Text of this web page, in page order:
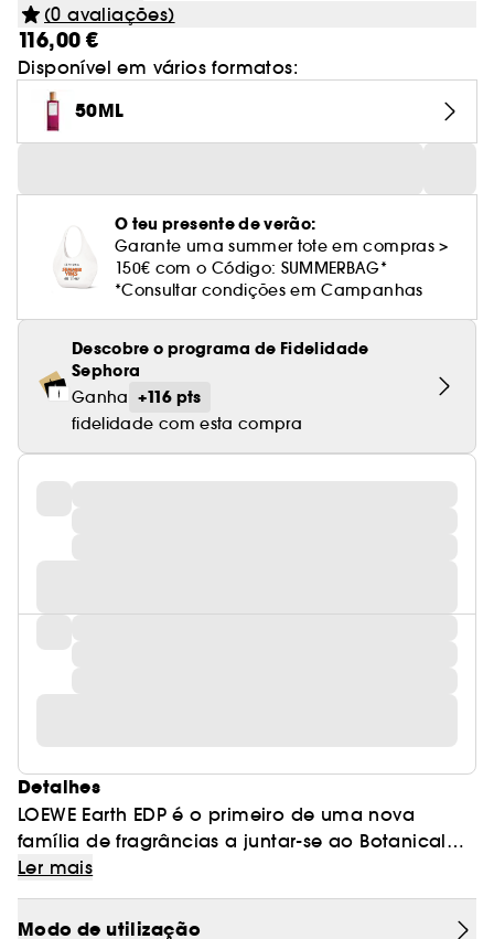
(0 avaliações)
116,00 €
Disponível em vários formatos:
50ML
O teu presente de verão:
Garante uma summer tote em compras >
150€ com o Código: SUMMERBAG*
*Consultar condições em Campanhas
Descobre o programa de Fidelidade
Sephora
Ganha +116 pts
fidelidade com esta compra
Detalhes
LOEWE Earth EDP é o primeiro de uma nova
família de fragrâncias a juntar-se ao Botanical
Rainbow, unificando o caleidoscópio de cores
da coleção com o seu vibrante frasco malva.
LOEWE Earth é inspirado nos elementos que
Ler mais
Modo de utilização